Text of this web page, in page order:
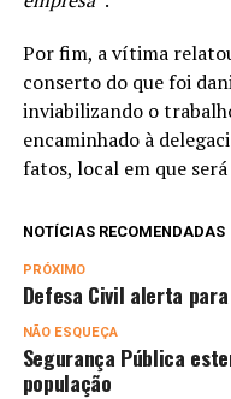
Por fim, a vítima
conserto do que foi
inviabilizando o
encaminhado à
fatos, local em que
NOTÍCIAS RECOMENDADAS
PRÓXIMO
Defesa Civil alerta
NÃO ESQUEÇA
Segurança Pública
população